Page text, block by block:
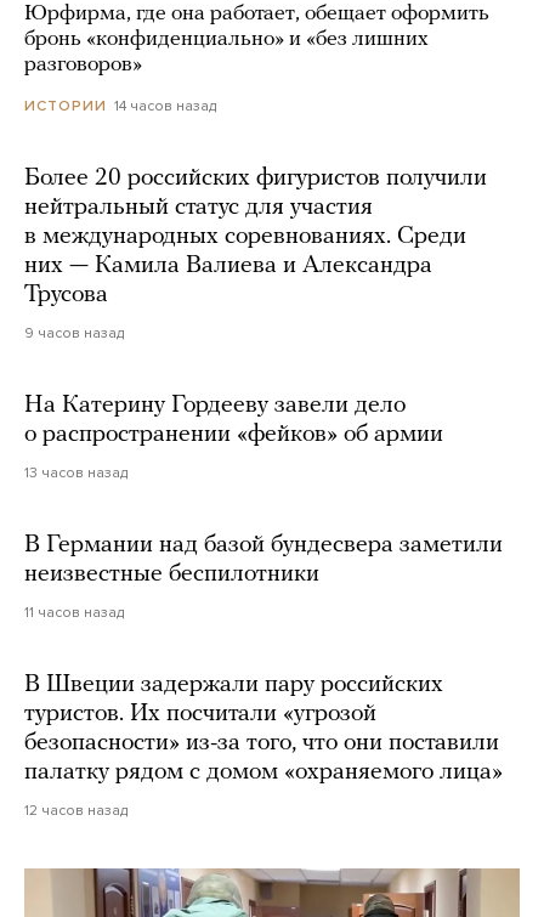
Юрфирма, где она работает, обещает оформить
бронь «конфиденциально» и «без лишних
разговоров»
ИСТОРИИ 14 часов назад
Более 20 российских фигуристов получили
нейтральный статус для участия
в международных соревнованиях. Среди
них — Камила Валиева и Александра
Трусова
9 часов назад
На Катерину Гордееву завели дело
о распространении «фейков» об армии
13 часов назад
В Германии над базой бундесвера заметили
неизвестные беспилотники
11 часов назад
В Швеции задержали пару российских
туристов. Их посчитали «угрозой
безопасности» из-за того, что они поставили
палатку рядом с домом «охраняемого лица»
12 часов назад